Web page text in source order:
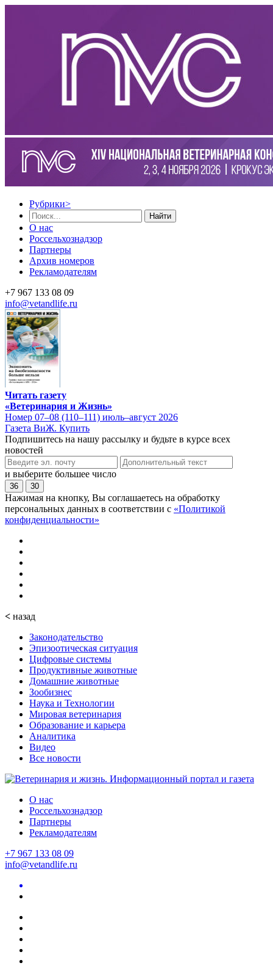
Рубрики>
Найти
О нас
Россельхознадзор
Партнеры
Архив номеров
Рекламодателям
+7 967 133 08 09
info@vetandlife.ru
Читать газету
«Ветеринария и Жизнь»
Номер 07–08 (110–111) июль–август 2026
Газета ВиЖ. Купить
Подпишитесь на нашу рассылку и будьте в курсе всех
новостей
и выберите большее число
36 30
Нажимая на кнопку, Вы соглашаетесь на обработку
персональных данных в соответствии с «Политикой
конфиденциальности»
< назад
Законодательство
Эпизоотическая ситуация
Цифровые системы
Продуктивные животные
Домашние животные
Зообизнес
Наука и Технологии
Мировая ветеринария
Образование и карьера
Аналитика
Видео
Все новости
О нас
Россельхознадзор
Партнеры
Рекламодателям
+7 967 133 08 09
info@vetandlife.ru